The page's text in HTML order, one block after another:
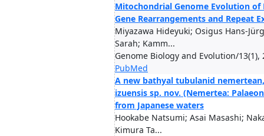
Mitochondrial Genome Evolution of
Gene Rearrangements and Repeat
Miyazawa Hideyuki; Osigus Hans-
Sarah; Kamm...
Genome Biology and Evolution/13(1),
PubMed
A new bathyal tubulanid
izuensis sp. nov. (Nemertea:
from Japanese waters
Hookabe Natsumi; Asai Masashi;
Kimura Ta...